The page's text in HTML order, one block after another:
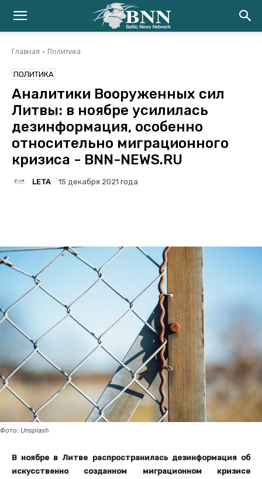
Главная Политика
ПОЛИТИКА
Аналитики Вооруженных сил
Литвы: в ноябре усилилась
дезинформация, особенно
относительно миграционного
кризиса - BNN-NEWS.RU
LETA 15 декабря 2021 года
Фото: Unsplash
В ноябре в Литве распространилась дезинформация об
искусственно созданном миграционном кризисе